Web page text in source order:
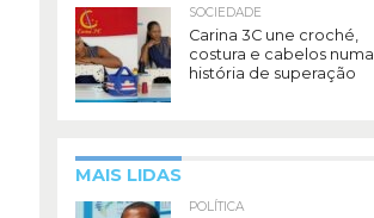
SOCIEDADE
Carina 3C une croché,
costura e cabelos numa
história de superação
MAIS LIDAS
POLÍTICA